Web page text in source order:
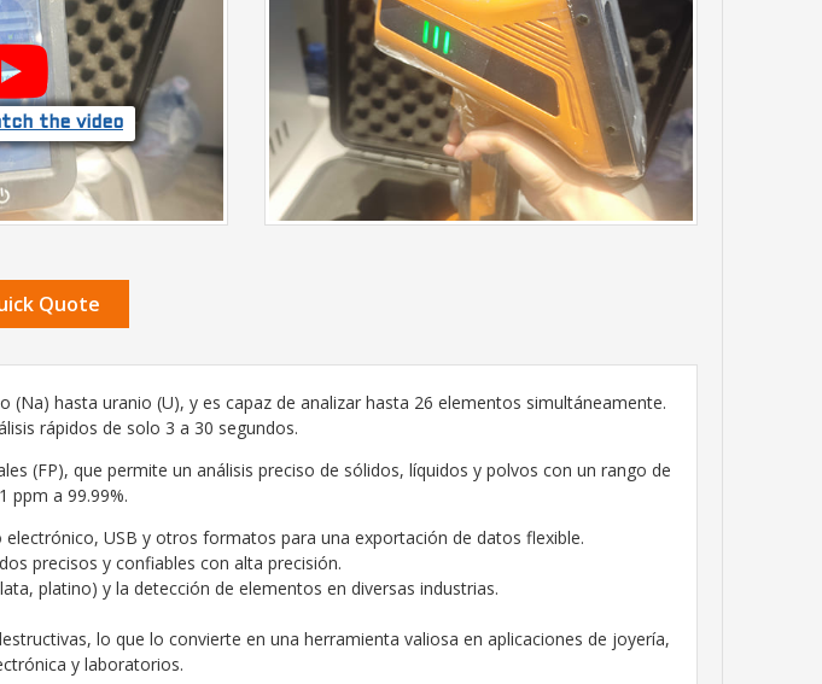
the video
Quote
hasta uranio (U), y es capaz de analizar hasta 26 elementos simultáneamente.
rápidos de solo 3 a 30 segundos.
(FP), que permite un análisis preciso de sólidos, líquidos y polvos con un rango de
ppm a 99.99%.
USB y otros formatos para una exportación de datos flexible.
precisos y confiables con alta precisión.
platino) y la detección de elementos en diversas industrias.
lo que lo convierte en una herramienta valiosa en aplicaciones de joyería,
y laboratorios.